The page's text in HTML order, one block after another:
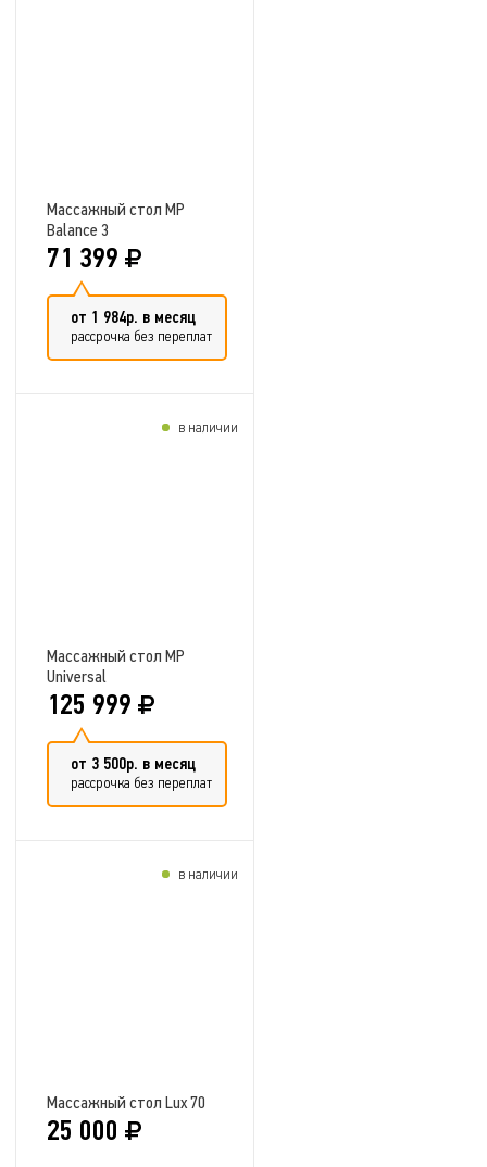
Массажный стол MP
Balance 3
71 399
от 1 984р. в месяц
рассрочка без переплат
Массажный стол MP
Universal
125 999
от 3 500р. в месяц
рассрочка без переплат
в наличии
Массажный стол Lux 70
25 000
в наличии